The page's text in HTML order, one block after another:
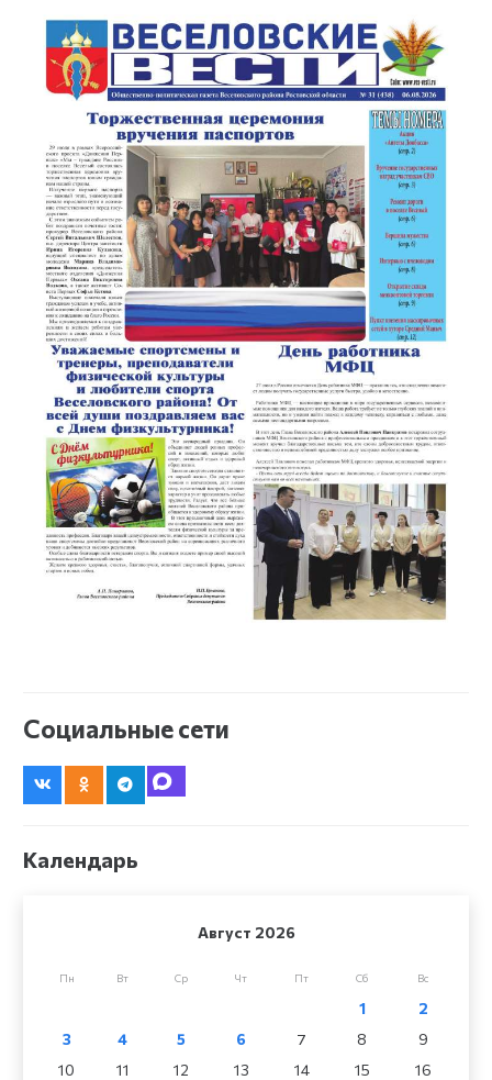
Социальные сети
Календарь
Август 2026
Пн Вт Ср Чт Пт Сб Вс
1
2
3
4 5 6 7 8
9
10
11 12 13 14 15
16